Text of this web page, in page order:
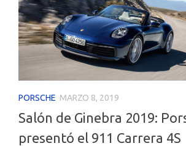
PORSCHE MARZO 8, 2019
Salón de Ginebra 2019:
presentó el 911 Carrera 4S